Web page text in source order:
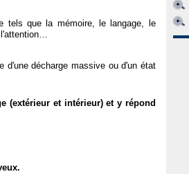
tels que la mémoire, le langage, le
l'attention…
d'une décharge massive ou d'un état
(extérieur et intérieur) et y répond